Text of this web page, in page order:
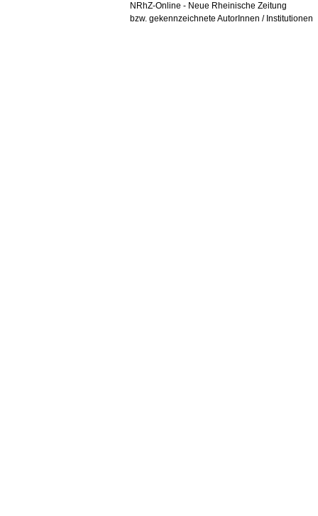
NRhZ-Online - Neue Rheinische Zeitung
bzw. gekennzeichnete AutorInnen / Institutionen